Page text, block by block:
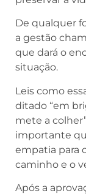
De qualquer
a gestão
que dará o
situação.
Leis como
ditado “em
mete a
importante
empatia para
caminho e o
Após a